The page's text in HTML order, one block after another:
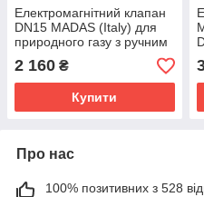
Електромагнітний клапан
DN15 MADAS (Italy) для
природного газу з ручним
зведенням затвора
2 160 ₴
Купити
Про нас
100% позитивних з 528